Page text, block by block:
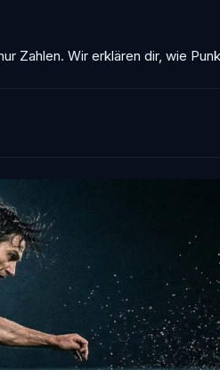
Zahlen. Wir erklären dir, wie